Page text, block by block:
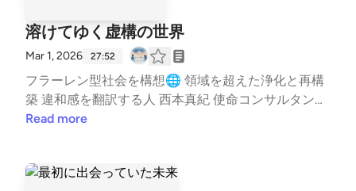
溶けてゆく虚構の世界
Mar 1, 2026 27:52
フラーレン型社会を構想🌐 領域を超えた浄化と再構
築 違和感を翻訳する人 西本真紀 使命コンサルタント
🌿 活動情報はこちら✨ https://lit.link/healinglife ---
8c3e0b28cf8119433f
Read more